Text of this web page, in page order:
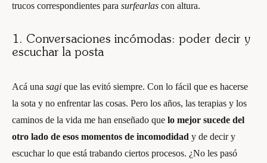
trucos correspondientes para surfearlas con altura.
1. Conversaciones incómodas: poder decir y
escuchar la posta
Acá una sagi que las evitó siempre. Con lo fácil que es hacerse
la sota y no enfrentar las cosas. Pero los años, las terapias y los
caminos de la vida me han enseñado que lo mejor sucede del
otro lado de esos momentos de incomodidad y de decir y
escuchar lo que está trabando ciertos procesos. ¿No les pasó